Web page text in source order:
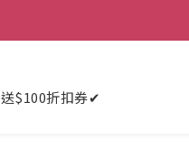
送$100折扣券✔